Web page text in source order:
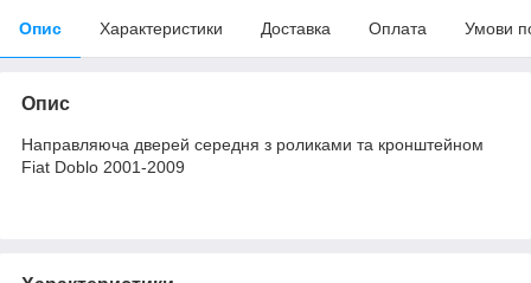
Опис Характеристики Доставка Оплата Умови
Опис
Направляюча дверей середня з роликами та кронштейном
Fiat Doblo 2001-2009